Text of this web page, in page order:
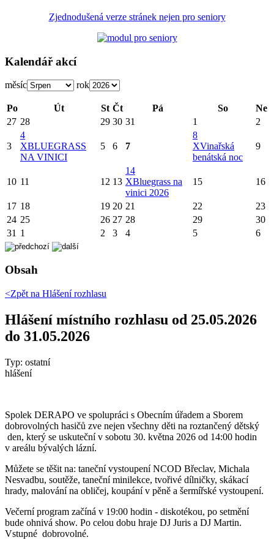
Zjednodušená verze stránek nejen pro seniory
Kalendář akcí
měsíc rok
Po Út St Čt Pá So
Ne
27 28 29 30 31 1 2
3
4
XBLUEGRASS
NA VINICI
5 6 7
8
XVinařská
benátská noc
9
10 11 12 13
14
XBluegrass na
vinici 2026
15 16
17 18 19 20 21 22
23
24 25 26 27 28 29
30
31 1 2 3 4 5 6
Obsah
<Zpět na Hlášení rozhlasu
Hlášení místního rozhlasu od 25.05.2026
do 31.05.2026
Typ: ostatní
hlášení
Spolek DERAPO ve spolupráci s Obecním úřadem a Sborem
dobrovolných hasičů zve nejen všechny děti na roztančený dětský
den, který se uskuteční v sobotu 30. května 2026 od 14:00 hodin
v areálu bývalých lázní.
Můžete se těšit na: taneční vystoupení NCOD Břeclav, Michala
Nesvadbu, soutěže, taneční minilekce, tvořivé dílničky, skákací
hrady, malování na obličej, koupání v pěně a šermířské vystoupení.
Večerní program začíná v 19:00 hodin - diskotékou, po setmění
bude ohnivá show. Po celou dobu hraje DJ Juris a DJ Martin.
Vstupné dobrovolné.